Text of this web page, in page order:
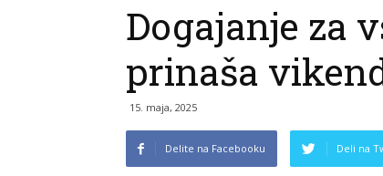
Dogajanje za
prinaša
15. maja, 2025
Delite na Facebooku Deli na